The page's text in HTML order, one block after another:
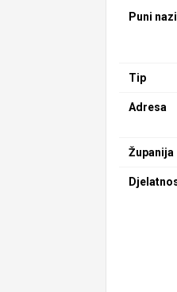
Puni
Tip
Adresa
Županija